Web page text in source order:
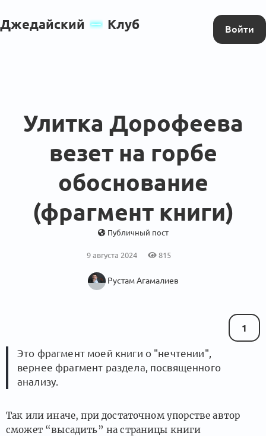
Джедайский Клуб Войти
Улитка Дорофеева
везет на горбе
обоснование
(фрагмент книги)
Публичный пост
9 августа 2024 815
Рустам Агамалиев
1
Это фрагмент моей книги о "нечтении",
вернее фрагмент раздела, посвященного
анализу.
Так или иначе, при достаточном упорстве автор
сможет “высадить” на страницы книги